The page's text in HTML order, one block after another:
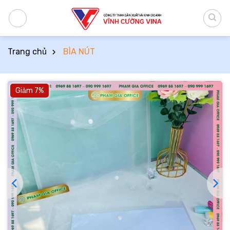
qua
Trang chủ
BÌA NÚT
Giảm 7%